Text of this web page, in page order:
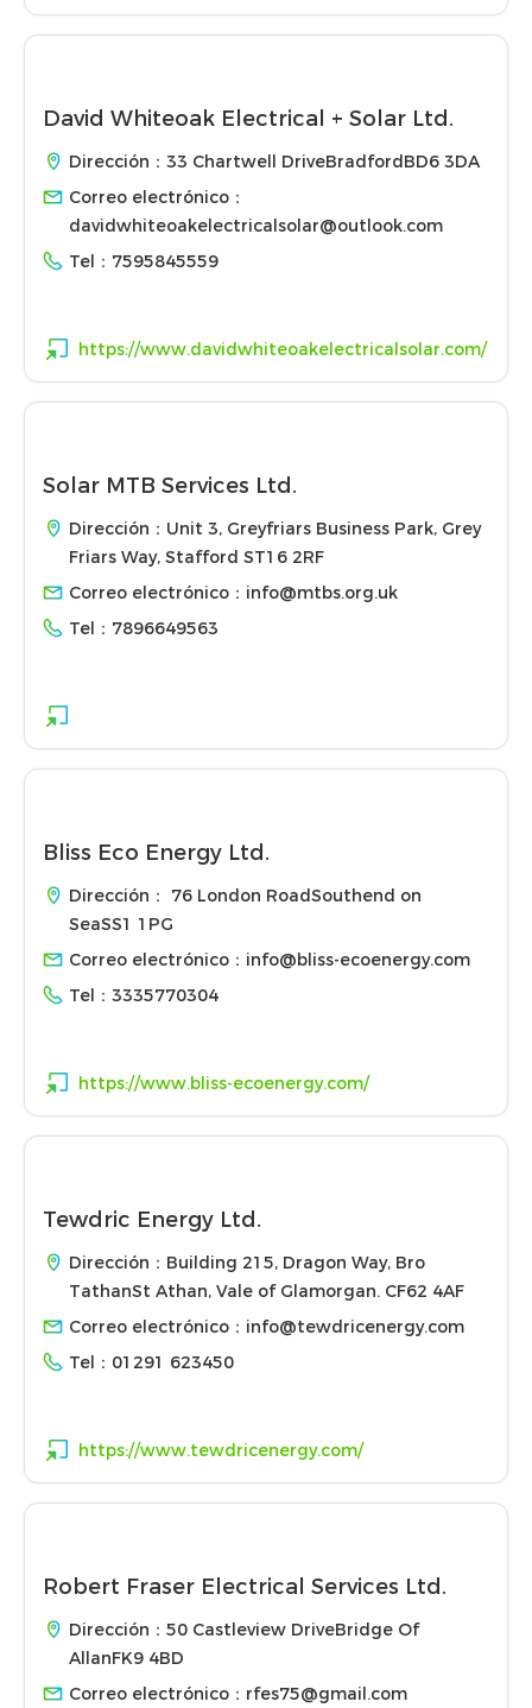
David Whiteoak Electrical + Solar Ltd.
Dirección：33 Chartwell DriveBradfordBD6 3DA
Correo electrónico：
davidwhiteoakelectricalsolar@outlook.com
Tel： 7595845559
https://www.davidwhiteoakelectricalsolar.com/
Solar MTB Services Ltd.
Dirección：Unit 3, Greyfriars Business Park, Grey
Friars Way, Stafford ST16 2RF
Correo electrónico： info@mtbs.org.uk
Tel： 7896649563
Bliss Eco Energy Ltd.
Dirección： 76 London RoadSouthend on
SeaSS1 1PG
Correo electrónico： info@bliss-ecoenergy.com
Tel： 3335770304
https://www.bliss-ecoenergy.com/
Tewdric Energy Ltd.
Dirección：Building 215, Dragon Way, Bro
TathanSt Athan, Vale of Glamorgan. CF62 4AF
Correo electrónico： info@tewdricenergy.com
Tel： 01291 623450
https://www.tewdricenergy.com/
Robert Fraser Electrical Services Ltd.
Dirección：50 Castleview DriveBridge Of
AllanFK9 4BD
Correo electrónico： rfes75@gmail.com